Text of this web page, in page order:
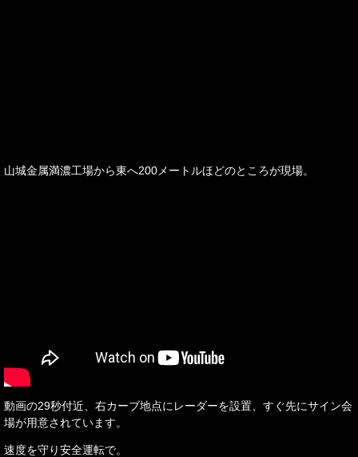
山城金属満濃工場から東へ200メートルほどのところが現場。
動画の29秒付近、右カーブ地点にレーダーを設置、すぐ先にサイン会
場が用意されています。
速度を守り安全運転で。